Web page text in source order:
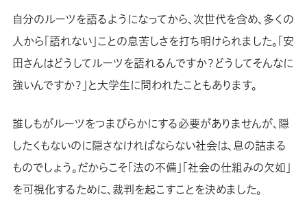
自分のルーツを語るようになってから、次世代を含め、多くの
人から「語れない」ことの息苦しさを打ち明けられました。「安
田さんはどうしてルーツを語れるんですか？どうしてそんなに
強いんですか？」と大学生に問われたこともあります。
誰しもがルーツをつまびらかにする必要がありませんが、隠
したくもないのに隠さなければならない社会は、息の詰まる
ものでしょう。だからこそ「法の不備」「社会の仕組みの欠如」
を可視化するために、裁判を起こすことを決めました。